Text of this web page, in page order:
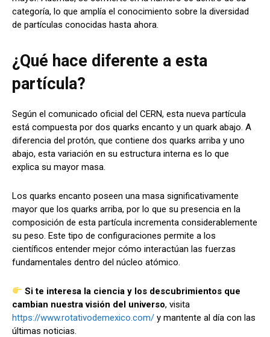
categoría, lo que amplía el conocimiento sobre la diversidad
de partículas conocidas hasta ahora.
¿Qué hace diferente a esta
partícula?
Según el comunicado oficial del CERN, esta nueva partícula
está compuesta por dos quarks encanto y un quark abajo. A
diferencia del protón, que contiene dos quarks arriba y uno
abajo, esta variación en su estructura interna es lo que
explica su mayor masa.
Los quarks encanto poseen una masa significativamente
mayor que los quarks arriba, por lo que su presencia en la
composición de esta partícula incrementa considerablemente
su peso. Este tipo de configuraciones permite a los
científicos entender mejor cómo interactúan las fuerzas
fundamentales dentro del núcleo atómico.
Si te interesa la ciencia y los descubrimientos que
cambian nuestra visión del universo, visita
https://www.rotativodemexico.com/ y mantente al día con las
últimas noticias.